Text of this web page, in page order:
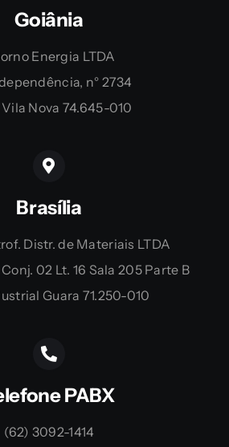
Goiânia
Energia LTDA
n° 2734
Nova 74.645-010
Brasília
Distr. de Materiais LTDA
02 Lt. 16 Sala 205 Parte B
Guara 71.250-010
PABX
(62) 3092-1414